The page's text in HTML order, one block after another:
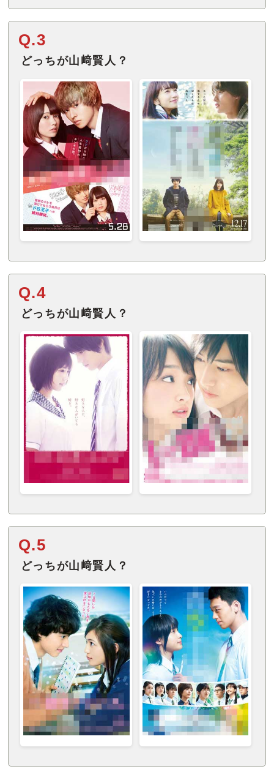
Q.3
どっちが山﨑賢人？
Q.4
どっちが山﨑賢人？
Q.5
どっちが山﨑賢人？